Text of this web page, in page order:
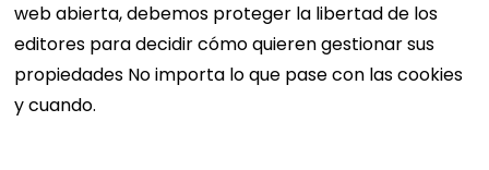
web abierta, debemos proteger la libertad de los
editores para decidir cómo quieren gestionar sus
propiedades No importa lo que pase con las cookies
y cuando.